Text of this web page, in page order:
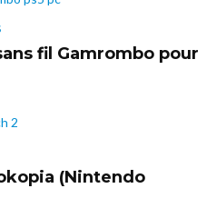
fil Gamrombo pour
(Nintendo